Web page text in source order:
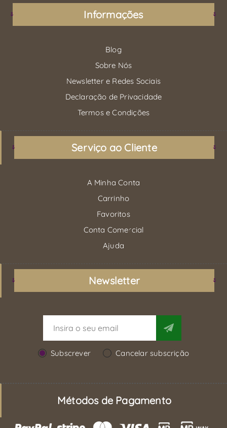
Informações
Blog
Sobre Nós
Newsletter e Redes Sociais
Declaração de Privacidade
Termos e Condições
Serviço ao Cliente
A Minha Conta
Carrinho
Favoritos
Conta Comercial
Ajuda
Newsletter
Subscrever Cancelar subscrição
Métodos de Pagamento